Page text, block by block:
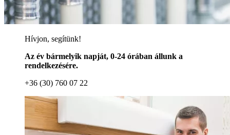
Hívjon, segítünk!
Az év bármelyik napját, 0-24 órában állunk a
rendelkezésére.
+36 (30) 760 07 22